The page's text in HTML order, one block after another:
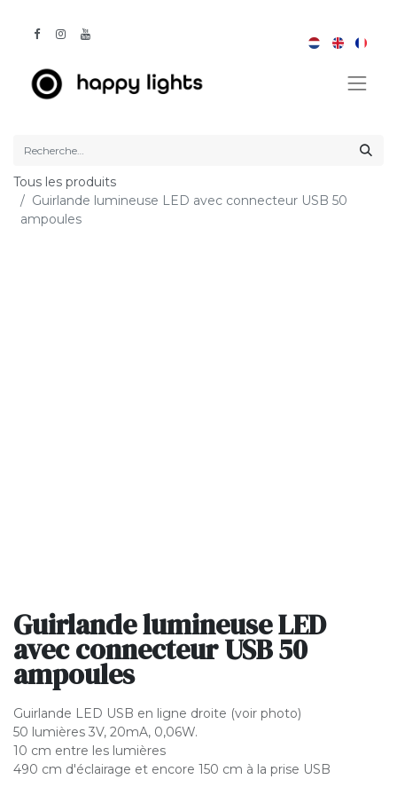
Tous les produits
Guirlande lumineuse LED avec connecteur USB 50
ampoules
Guirlande lumineuse LED
avec connecteur USB 50
ampoules
Guirlande LED USB en ligne droite (voir photo)
50 lumières 3V, 20mA, 0,06W.
10 cm entre les lumières
490 cm d'éclairage et encore 150 cm à la prise USB